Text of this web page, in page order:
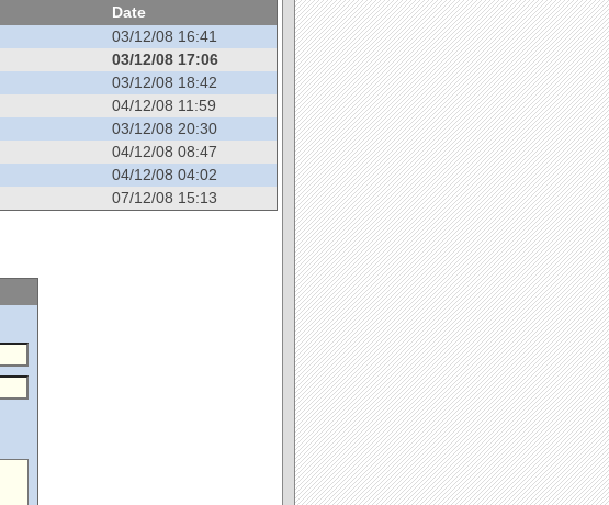
Date
03/12/08 16:41
03/12/08 17:06
03/12/08 18:42
04/12/08 11:59
03/12/08 20:30
04/12/08 08:47
04/12/08 04:02
07/12/08 15:13